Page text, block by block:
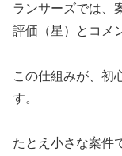
ランサーズでは、
評価（星）とコメ
この仕組みが、初
す。
たとえ小さな案件